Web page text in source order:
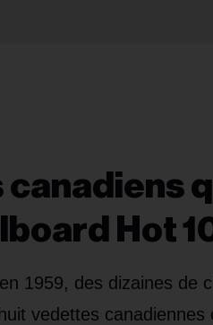
Hot
1959, des dizaines de
vedettes